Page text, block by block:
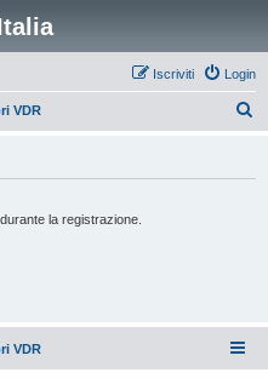
Login
Iscriviti
VDR
la registrazione.
VDR